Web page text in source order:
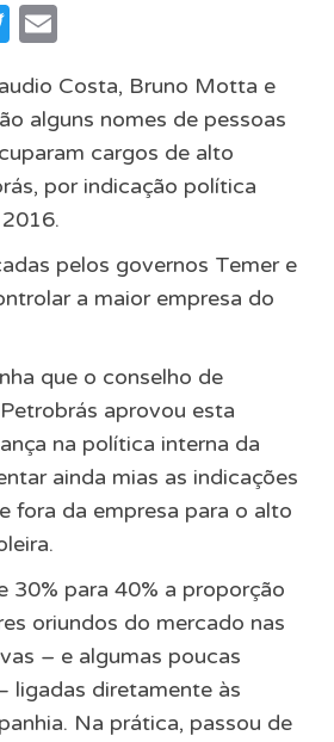
Twitter
Costa, Bruno Motta e
alguns nomes de pessoas
cargos de alto
por indicação política
pelos governos Temer e
a maior empresa do
que o conselho de
aprovou esta
na política interna da
ainda mias as indicações
fora da empresa para o alto
30% para 40% a proporção
oriundos do mercado nas
– e algumas poucas
ligadas diretamente às
Na prática, passou de